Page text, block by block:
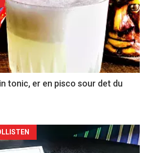
tonic, er en pisco sour det du